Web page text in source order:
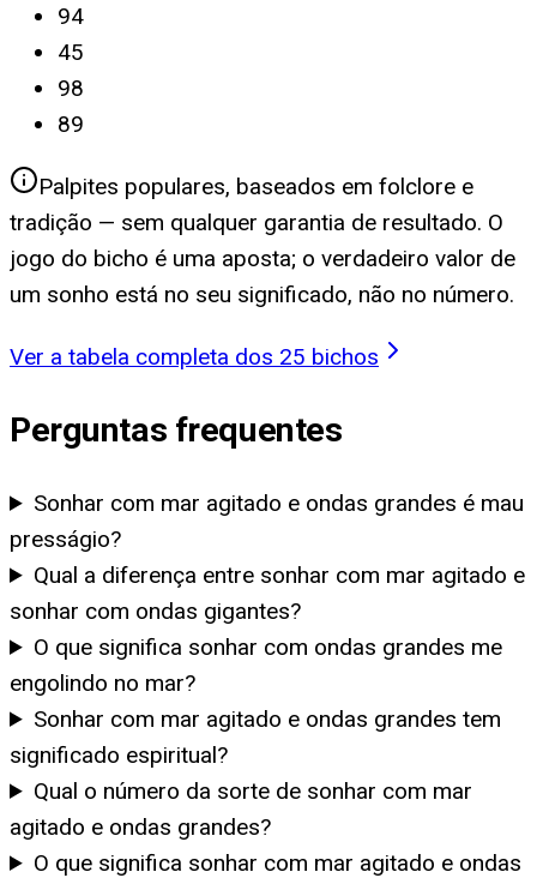
94
45
98
89
Palpites populares, baseados em folclore e
tradição — sem qualquer garantia de resultado. O
jogo do bicho é uma aposta; o verdadeiro valor de
um sonho está no seu significado, não no número.
Ver a tabela completa dos 25 bichos
Perguntas frequentes
Sonhar com mar agitado e ondas grandes é mau
presságio?
Qual a diferença entre sonhar com mar agitado e
sonhar com ondas gigantes?
O que significa sonhar com ondas grandes me
engolindo no mar?
Sonhar com mar agitado e ondas grandes tem
significado espiritual?
Qual o número da sorte de sonhar com mar
agitado e ondas grandes?
O que significa sonhar com mar agitado e ondas